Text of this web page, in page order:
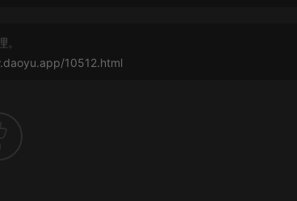
10512.html